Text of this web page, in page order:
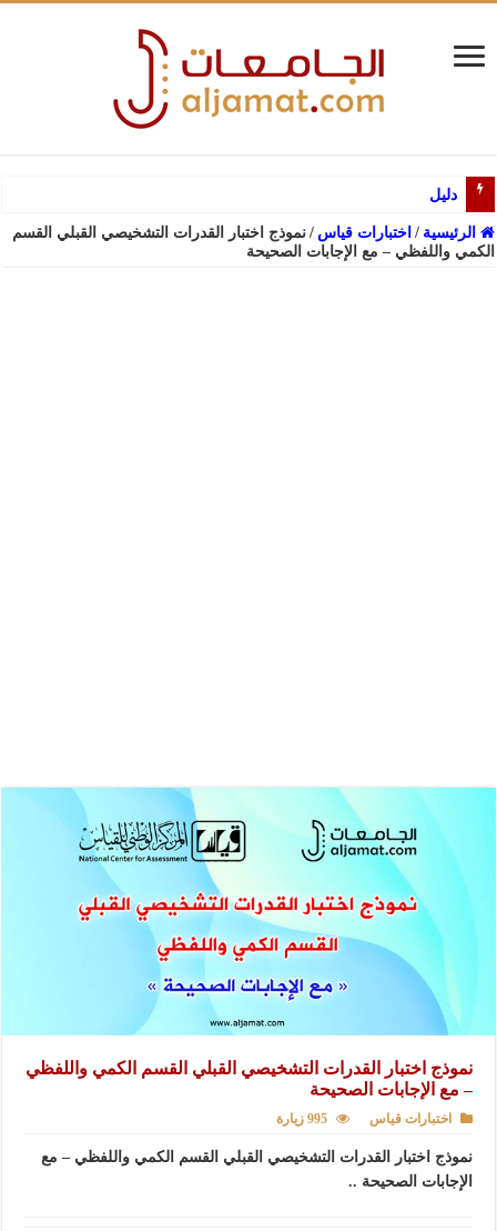
دليل القبول لبرامج البكال
الرئيسية / اختبارات قياس / نموذج اختبار القدرات التشخيصي القبلي القسم
الكمي واللفظي – مع الإجابات الصحيحة
نموذج اختبار القدرات التشخيصي القبلي القسم الكمي واللفظي
– مع الإجابات الصحيحة
اختبارات قياس 995 زيارة
نموذج اختبار القدرات التشخيصي القبلي القسم الكمي واللفظي – مع
الإجابات الصحيحة ..